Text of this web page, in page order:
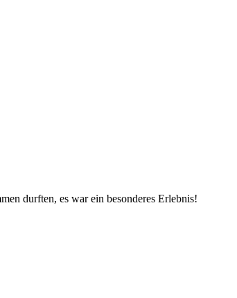
durften, es war ein besonderes Erlebnis!